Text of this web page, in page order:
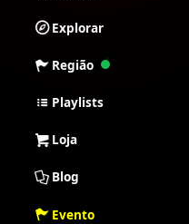
Explorar
Região
Playlists
Loja
Blog
Evento